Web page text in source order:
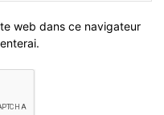
web dans ce navigateur